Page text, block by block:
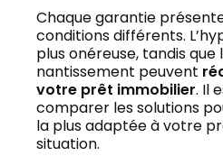
Chaque garantie
conditions différents.
plus onéreuse, tandis que
nantissement peuvent
votre prêt immobilier. Il
comparer les solutions
la plus adaptée à votre
situation.